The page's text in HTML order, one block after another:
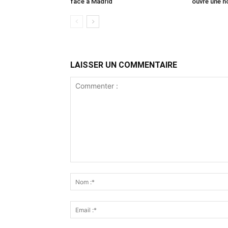
LAISSER UN COMMENTAIRE